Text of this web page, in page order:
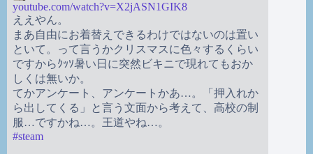
youtube.com/watch?v=X2jASN1GIK8
ええやん。
まあ自由にお着替えできるわけではないのは置い
といて。って言うかクリスマスに色々するくらい
ですからｸｯｿ暑い日に突然ビキニで現れてもおか
しくは無いか。
てかアンケート、アンケートかあ…。「押入れか
ら出してくる」と言う文面から考えて、高校の制
服…ですかね…。王道やね…。
#steam